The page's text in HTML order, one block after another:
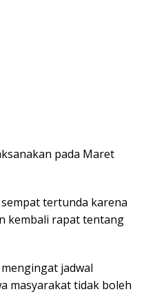
pada Maret
tertunda karena
kembali rapat tentang
jadwal
masyarakat tidak boleh